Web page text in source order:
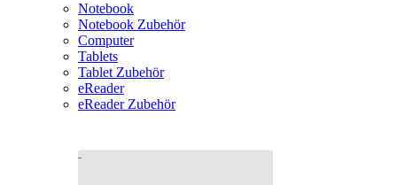
Notebook
Notebook Zubehör
Computer
Tablets
Tablet Zubehör
eReader
eReader Zubehör